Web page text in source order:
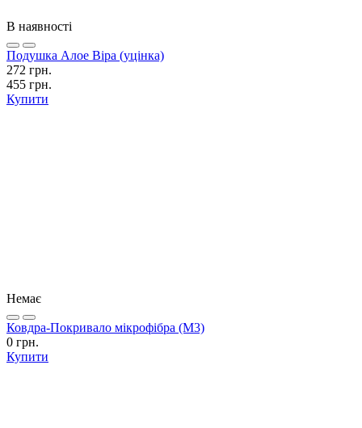
В наявності
Подушка Алое Віра (уцінка)
272 грн.
455 грн.
Купити
Немає
Ковдра-Покривало мікрофібра (М3)
0 грн.
Купити